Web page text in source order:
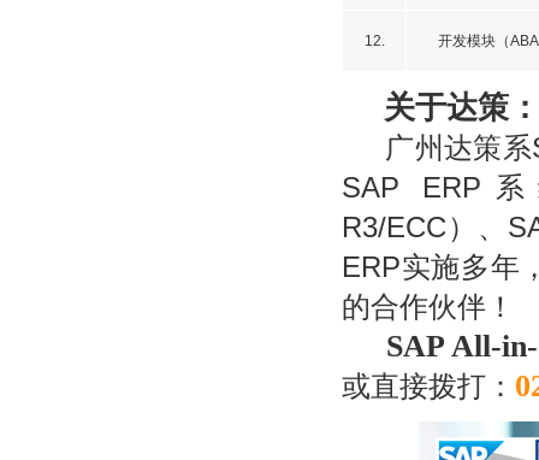
12. 开发模块（
关于达策：
广州达策系
SAP ERP系
R3/ECC）、
ERP实施多年
的合作伙伴！
SAP All-
或直接拨打：